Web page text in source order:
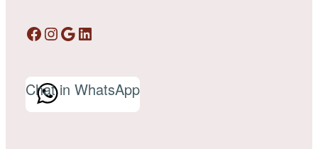
Facebook InstagramGoogle LinkedIn
Chat in WhatsApp